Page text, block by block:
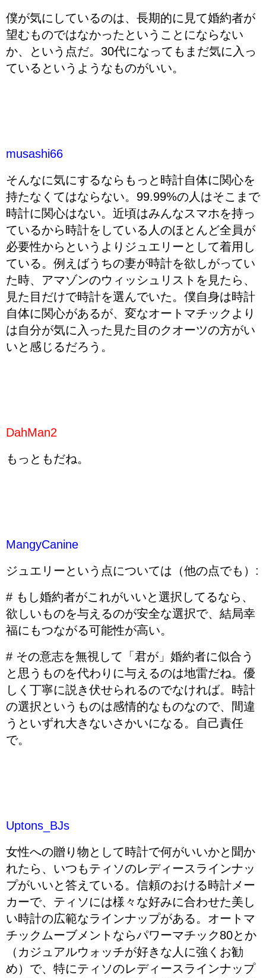
僕が気にしているのは、長期的に見て婚約者が
望むものではなかったということにならない
か、という点だ。30代になってもまだ気に入っ
ているというようなものがいい。
musashi66
そんなに気にするならもっと時計自体に関心を
持たなくてはならない。99.99%の人はそこまで
時計に関心はない。近頃はみんなスマホを持っ
ているから時計をしている人のほとんど全員が
必要性からというよりジュエリーとして着用し
ている。例えばうちの妻が時計を欲しがってい
た時、アマゾンのウィッシュリストを見たら、
見た目だけで時計を選んでいた。僕自身は時計
自体に関心があるが、変なオートマチックより
は自分が気に入った見た目のクオーツの方がい
いと感じるだろう。
DahMan2
もっともだね。
MangyCanine
ジュエリーという点については（他の点でも）:
# もし婚約者がこれがいいと選択してるなら、
欲しいものを与えるのが安全な選択で、結局幸
福にもつながる可能性が高い。
# その意志を無視して「君が」婚約者に似合う
と思うものを代わりに与えるのは地雷だね。優
しく丁寧に説き伏せられるのでなければ。時計
の選択というものは感情的なものなので、間違
うといずれ大きないさかいになる。自己責任
で。
Uptons_BJs
女性への贈り物として時計で何がいいかと聞か
れたら、いつもティソのレディースラインナッ
プがいいと答えている。信頼のおける時計メー
カーで、ティソには様々な好みに合わせた美し
い時計の広範なラインナップがある。オートマ
チックムーブメントならパワーマチック80とか
（カジュアルウォッチが好きな人に強くお勧
め）で、特にティソのレディースラインナップ